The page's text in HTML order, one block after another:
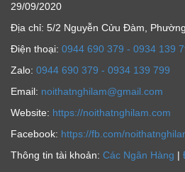
29/09/2020
Địa chỉ: 5/2 Nguyễn Cửu Đàm,
Ðiện thoại: 0944 690 379 - 0934 139
Zalo: 0944 690 379 - 0934 139 799
Email: noithatnghilam@gmail.com
Website: https://noithatnghilam.com
Facebook: https://fb.com/
Thông tin tài khoản: Các Ngân Hàng |